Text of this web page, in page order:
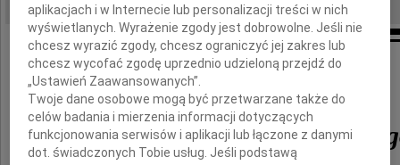
Z głębokim żalem i smutkiem
przyjęliśmy wiadomość o śmierci
Tomasza
aplikacjach i w Internecie lub personalizacji treści w nich
wyświetlanych. Wyrażenie zgody jest dobrowolne. Jeśli nie
chcesz wyrazić zgody, chcesz ograniczyć jej zakres lub
chcesz wycofać zgodę uprzednio udzieloną przejdź do
„Ustawień Zaawansowanych”.
Twoje dane osobowe mogą być przetwarzane także do
celów badania i mierzenia informacji dotyczących
funkcjonowania serwisów i aplikacji lub łączone z danymi
dot. świadczonych Tobie usług. Jeśli podstawą